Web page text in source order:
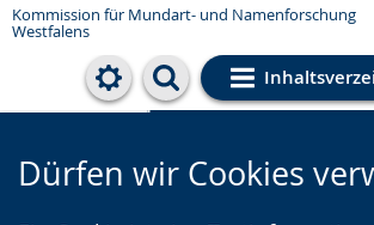
Kommission für Mundart- und Namenforschung
Westfalens
Cookie-Einstellungen
Dürfen wir Cookies